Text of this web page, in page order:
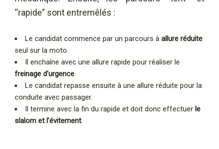
“rapide” sont entremêlés :
Le candidat commence par un parcours à allure réduite
seul sur la moto.
Il enchaîne avec une allure rapide pour réaliser le
freinage d’urgence.
Le candidat repasse ensuite à une allure réduite pour la
conduite avec passager.
Il termine avec la fin du rapide et doit donc effectuer le
slalom et l’évitement.